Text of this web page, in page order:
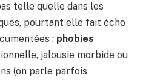
telle quelle dans les
pourtant elle fait écho
: phobies
jalousie morbide ou
(on parle parfois